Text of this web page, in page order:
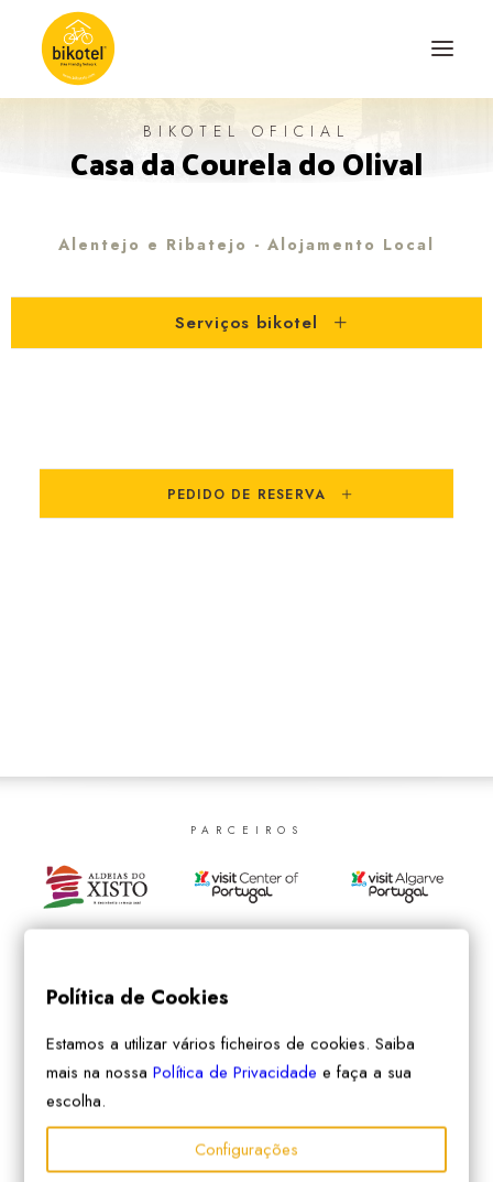
SOBRE NÓS
ALOJAMENTOS
BIKOTEL OFICIAL
Casa da Courela do Olival
Alentejo e Ribatejo - Alojamento Local
Serviços bikotel
PEDIDO DE RESERVA
PARCEIROS
Política de Cookies
Estamos a utilizar vários ficheiros de cookies. Saiba
mais na nossaPolítica de Privacidade e faça a sua
escolha.
Configurações